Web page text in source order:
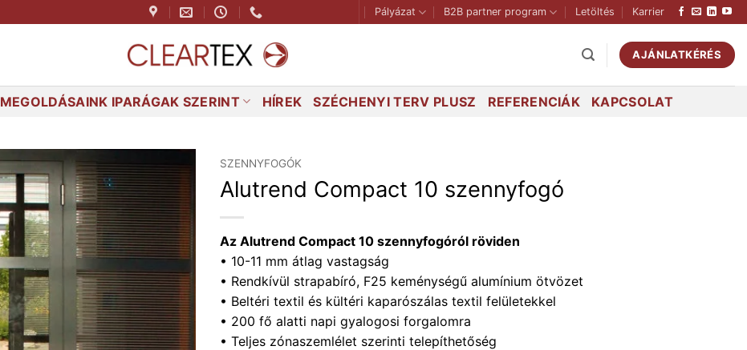
Pályázat B2B partner program Letöltés Karrier
AJÁNLATKÉRÉS
MEGOLDÁSAINK IPARÁGAK SZERINT HÍREK SZÉCHENYI TERV PLUSZ REFERENCIÁK KAPCSOLAT
SZENNYFOGÓK
Alutrend Compact 10 szennyfogó
Az Alutrend Compact 10 szennyfogóról röviden
• 10-11 mm átlag vastagság
• Rendkívül strapabíró, F25 keménységű alumínium ötvözet
• Beltéri textil és kültéri kaparószálas textil felületekkel
• 200 fő alatti napi gyalogosi forgalomra
• Teljes zónaszemlélet szerinti telepíthetőség